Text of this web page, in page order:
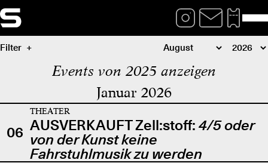
Filter
Events von 2025 anzeigen
Januar 2026
06
THEATER
AUSVERKAUFT Zell:stoff: 4/5 oder
von der Kunst keine
Fahrstuhlmusik zu werden